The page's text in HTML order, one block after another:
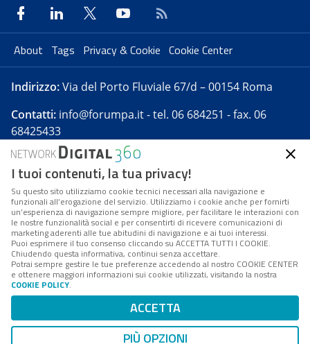
About Tags Privacy & Cookie Cookie Center
Indirizzo:Via del Porto Fluviale 67/d – 00154 Roma
Contatti: info@forumpa.it- tel. 06 684251 - fax. 06
68425433
Forumpa.itè una pubblicazione telematica iscritta
presso Registro della stampa del Tribunale di Roma -
Reg. n. 182 del 2 maggio 2008 - Direttore resp. Michela
Stentella
FPA s.r.l. è società soggetta a Direzione e
Coordinamento da parte di Digital360 S.p.A. - FPA s.r.l.
è un'azienda certificata per il sistema di management
Codice Fiscale/Partita IVA n. 10693191008 - R.E.A. Roma
n. 1249791. ISP AWS
Mappa del sito
I tuoi contenuti, la tua privacy!
Su questo sito utilizziamo cookie tecnici necessari alla navigazione e
funzionali all’erogazione del servizio. Utilizziamo i cookie anche per fornirti
un’esperienza di navigazione sempre migliore, per facilitare le interazioni con
le nostre funzionalità social e per consentirti di ricevere comunicazioni di
marketing aderenti alle tue abitudini di navigazione e ai tuoi interessi.
Puoi esprimere il tuo consenso cliccando su ACCETTA TUTTI I COOKIE.
Chiudendo questa informativa, continui senza accettare.
Potrai sempre gestire le tue preferenze accedendo al nostro COOKIE CENTER
e ottenere maggiori informazioni sui cookie utilizzati, visitando la nostra
COOKIE POLICY.
ACCETTA
PIÙ OPZIONI